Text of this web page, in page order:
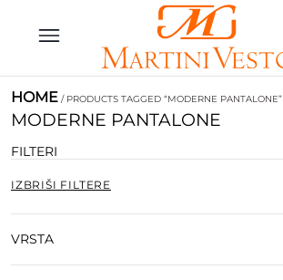
HOME / PRODUCTS TAGGED “MODERNE PANTALONE”
MODERNE PANTALONE
FILTERI
IZBRIŠI FILTERE
VRSTA